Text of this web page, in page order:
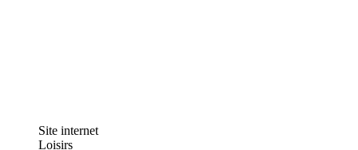
Site internet
Loisirs